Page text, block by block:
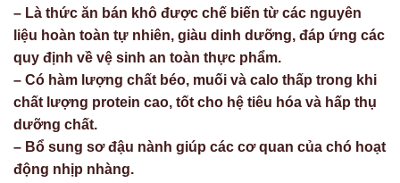
– Là thức ăn bán khô được chế biến từ các nguyên
liệu hoàn toàn tự nhiên, giàu dinh dưỡng, đáp ứng các
quy định về vệ sinh an toàn thực phẩm.
– Có hàm lượng chất béo, muối và calo thấp trong khi
chất lượng protein cao, tốt cho hệ tiêu hóa và hấp thụ
dưỡng chất.
– Bổ sung sơ đậu nành giúp các cơ quan của chó hoạt
động nhịp nhàng.